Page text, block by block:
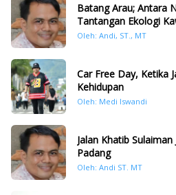
Batang Arau; Antara
Tantangan Ekologi
Oleh: Andi, ST., MT
Car Free Day, Ketika
Kehidupan
Oleh: Medi Iswandi
Jalan Khatib
Padang
Oleh: Andi ST. MT